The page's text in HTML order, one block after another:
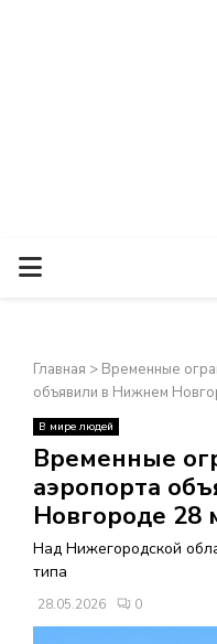
О
Н
О
В
Н
О
Главная > Временные
объявили в Нижнем
В мире людей
Временные
аэропорта
Новгороде 28
Над Нижегородской
типа
28.05.2026 0